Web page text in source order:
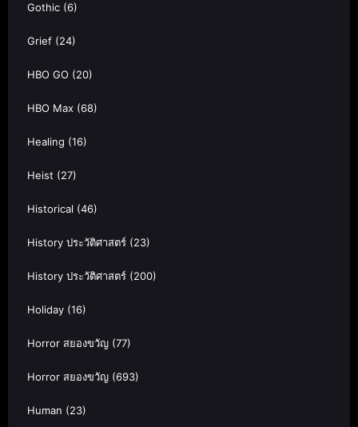
Gothic (6)
Grief (24)
HBO GO (20)
HBO Max (68)
Healing (16)
Heist (27)
Historical (46)
History ประวัติศาสตร์ (23)
History ประวัติศาสตร์ (200)
Holiday (16)
Horror สยองขวัญ (77)
Horror สยองขวัญ (693)
Human (23)